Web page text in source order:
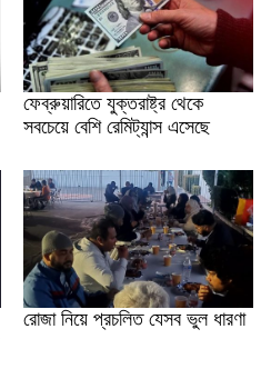
ফেব্রুয়ারিতে যুক্তরাষ্ট্র থেকে
সবচেয়ে বেশি রেমিট্যান্স এসেছে
রোজা নিয়ে প্রচলিত যেসব ভুল ধারণা